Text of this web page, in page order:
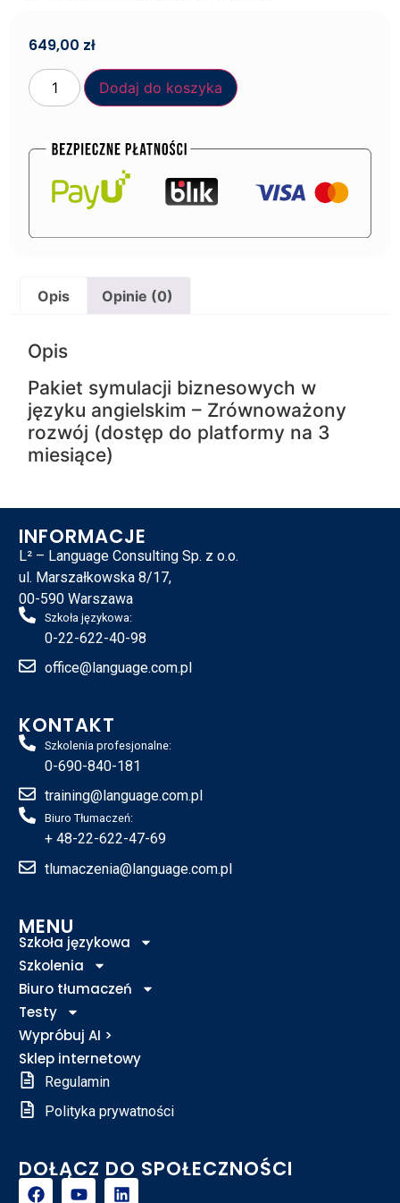
649,00 zł
Dodaj do koszyka
Opis Opinie (0)
Opis
Pakiet symulacji biznesowych w
języku angielskim – Zrównoważony
rozwój (dostęp do platformy na 3
miesiące)
INFORMACJE
L² – Language Consulting Sp. z o.o.
ul. Marszałkowska 8/17,
00-590 Warszawa
Szkoła językowa:
0-22-622-40-98
office@language.com.pl
KONTAKT
Szkolenia profesjonalne:
0-690-840-181
training@language.com.pl
Biuro Tłumaczeń:
+ 48-22-622-47-69
tlumaczenia@language.com.pl
MENU
Szkoła językowa
Szkolenia
Biuro tłumaczeń
Testy
Wypróbuj AI >
Sklep internetowy
Regulamin
Polityka prywatności
DOŁĄCZ DO SPOŁECZNOŚCI